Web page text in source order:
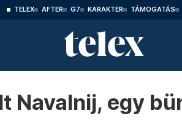
TELEX AFTER G7 KARAKTER TÁMOGATÁS
Navalnij, egy